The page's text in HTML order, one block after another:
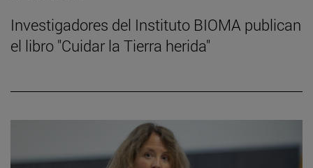
Investigadores del Instituto BIOMA publican
el libro "Cuidar la Tierra herida"